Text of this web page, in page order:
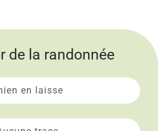
de la randonnée
en laisse